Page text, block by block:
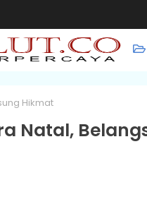
Hikmat
Natal,